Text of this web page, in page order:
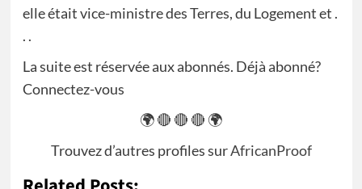
elle était vice-ministre des Terres, du Logement et .
. .
La suite est réservée aux abonnés. Déjà abonné?
Connectez-vous
🌍 🔴 🔴 🔴 🌍
Trouvez d’autres profiles surAfricanProof